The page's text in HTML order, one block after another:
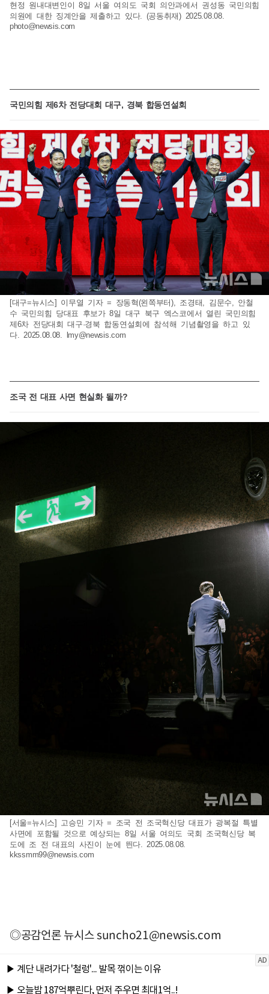
현정 원내대변인이 8일 서울 여의도 국회 의안과에서 권성동 국민의힘
의원에 대한 징계안을 제출하고 있다. (공동취재) 2025.08.08.
photo@newsis.com
국민의힘 제6차 전당대회 대구, 경북 합동연설회
[대구=뉴시스] 이무열 기자 = 장동혁(왼쪽부터), 조경태, 김문수, 안철
수 국민의힘 당대표 후보가 8일 대구 북구 엑스코에서 열린 국민의힘
제6차 전당대회 대구·경북 합동연설회에 참석해 기념촬영을 하고 있
다. 2025.08.08.
lmy@newsis.com
조국 전 대표 사면 현실화 될까?
[서울=뉴시스] 고승민 기자 = 조국 전 조국혁신당 대표가 광복절 특별
사면에 포함될 것으로 예상되는 8일 서울 여의도 국회 조국혁신당 복
도에 조 전 대표의 사진이 눈에 띈다. 2025.08.08.
kkssmm99@newsis.com
◎공감언론 뉴시스suncho21@newsis.com